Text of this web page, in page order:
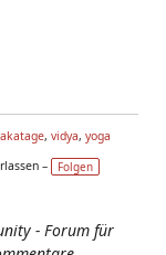
, vidya, yoga
–
Folgen
- Forum für